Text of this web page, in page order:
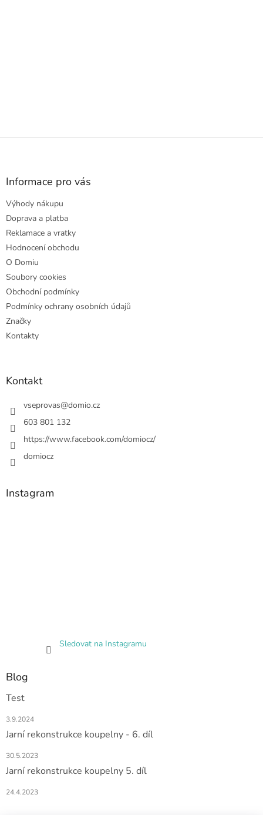
Z
Informace pro vás
Výhody nákupu
Doprava a platba
Reklamace a vratky
Hodnocení obchodu
O Domiu
Soubory cookies
Obchodní podmínky
Podmínky ochrany osobních údajů
Značky
Kontakty
Kontakt
vseprovas@domio.cz
603 801 132
https://www.facebook.com/domiocz/
domiocz
Instagram
Sledovat na Instagramu
Blog
Test
3.9.2024
Jarní rekonstrukce koupelny - 6. díl
30.5.2023
Jarní rekonstrukce koupelny 5. díl
24.4.2023